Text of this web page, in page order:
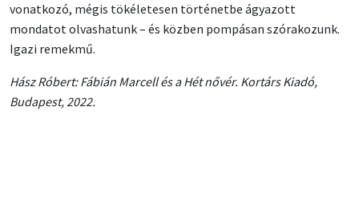
vonatkozó, mégis tökéletesen történetbe ágyazott
mondatot olvashatunk – és közben pompásan szórakozunk.
Igazi remekmű.
Hász Róbert: Fábián Marcell és a Hét nővér. Kortárs Kiadó,
Budapest, 2022.